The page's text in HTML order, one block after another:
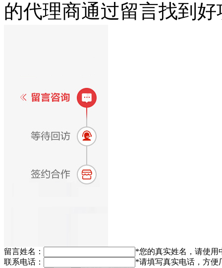
的代理商通过留言找到
留言姓名： *您的真实姓名，请使用
联系电话：
*请填写真实电话，方便